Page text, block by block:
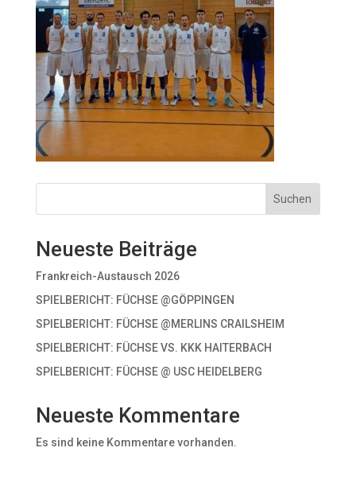
Suchen
Neueste Beiträge
Frankreich-Austausch 2026
SPIELBERICHT: FÜCHSE @GÖPPINGEN
SPIELBERICHT: FÜCHSE @MERLINS CRAILSHEIM
SPIELBERICHT: FÜCHSE VS. KKK HAITERBACH
SPIELBERICHT: FÜCHSE @ USC HEIDELBERG
Neueste Kommentare
Es sind keine Kommentare vorhanden.